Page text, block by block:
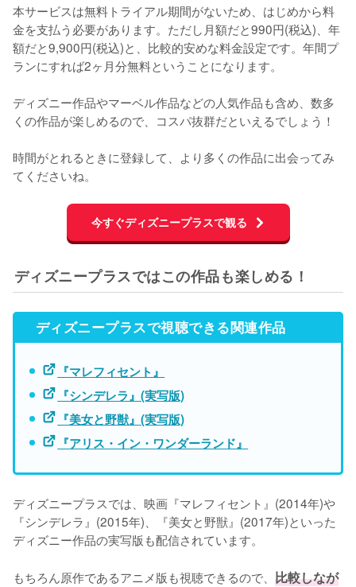
本サービスは無料トライアル期間がないため、はじめから料
金を支払う必要があります。ただし月額だと990円(税込)、年
額だと9,900円(税込)と、比較的安めな料金設定です。年間プ
ランにすれば2ヶ月分無料ということになります。
ディズニー作品やマーベル作品などの人気作品も含め、数多
くの作品が楽しめるので、コスパ抜群だといえるでしょう！
時間がとれるときに登録して、より多くの作品に出会ってみ
てくださいね。
今すぐディズニープラスで観る
ディズニープラスではこの作品も楽しめる！
ディズニープラスで視聴できる関連作品
『マレフィセント』
『シンデレラ』(実写版)
『美女と野獣』(実写版)
『アリス・イン・ワンダーランド』
ディズニープラスでは、映画『マレフィセント』(2014年)や
『シンデレラ』(2015年)、『美女と野獣』(2017年)といった
ディズニー作品の実写版も配信されています。
もちろん原作であるアニメ版も視聴できるので、 比較しなが